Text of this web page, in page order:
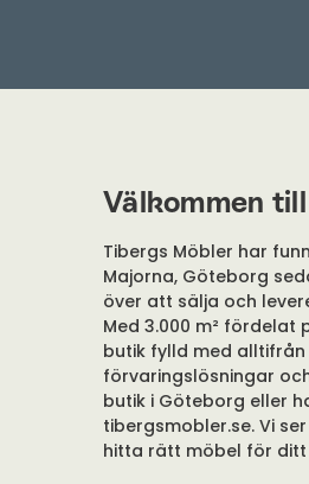
Välkommen
Tibergs Möbler har
Majorna, Göteborg
över att sälja och
Med 3.000 m² fördelat
butik fylld med alltifrån
förvaringslösningar
butik i Göteborg eller
tibergsmobler.se. Vi
hitta rätt möbel för ditt